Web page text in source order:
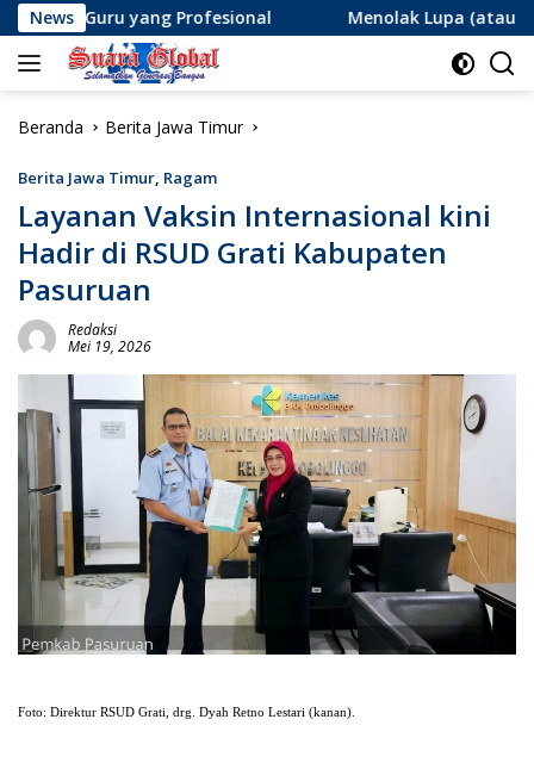
Langsung
ke
konten
NewsProfesional Menolak Lupa (atau Lupa Ingatan?):
Beranda Berita Jawa Timur
Berita Jawa Timur, Ragam
Layanan Vaksin Internasional kini
Hadir di RSUD Grati Kabupaten
Pasuruan
Redaksi
Mei 19, 2026
Foto: Direktur RSUD Grati, drg. Dyah Retno Lestari (kanan).